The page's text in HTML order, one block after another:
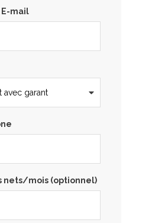
E-mail
nets/mois (optionnel)